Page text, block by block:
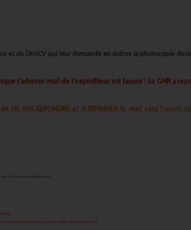
et de l’ANCV qui leur demande en autres la photocopie de la
l’adresse mail de l’expéditeur est fausse ! Le GHR a reçu
PAS REPONDRE et SUPPRIMER le mail sans l’ouvrir ni